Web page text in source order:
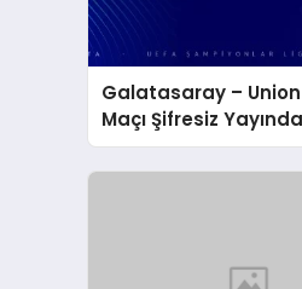
Galatasaray –
Maçı Şifresiz
Canlı İzleme Adresi